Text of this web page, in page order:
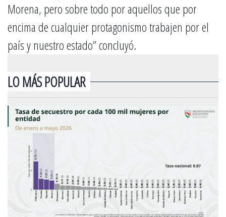
Morena, pero sobre todo por aquellos que por
encima de cualquier protagonismo trabajen por el
país y nuestro estado” concluyó.
LO MÁS POPULAR